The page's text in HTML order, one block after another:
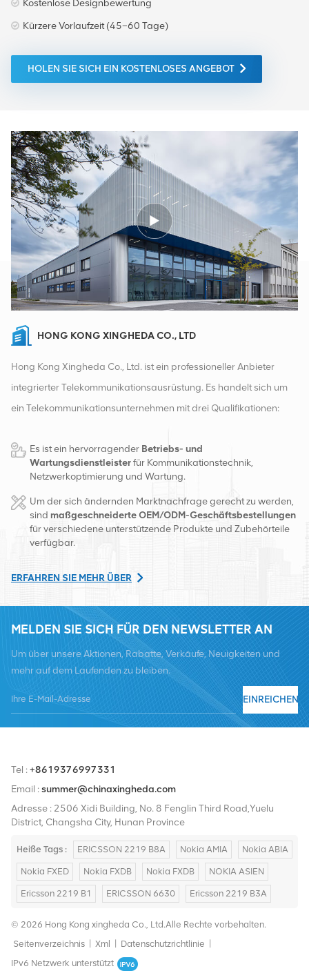
Kostenlose Designbewertung
Kürzere Vorlaufzeit (45–60 Tage)
HOLEN SIE SICH EIN KOSTENLOSES ANGEBOT
HONG KONG XINGHEDA CO., LTD
Hong Kong Xingheda Co., Ltd. ist ein professioneller Anbieter
integrierter Telekommunikationsausrüstung. Es handelt sich um
ein Telekommunikationsunternehmen mit drei Qualifikationen:
das Unternehmen über zwei intelligente Lager und
Fabrikvertriebszentren in Changsha und Hongkong. Im Jahr
Changsha, China. Mit Sitz in China betreiben wir internationale
Geschäfte in Südostasien, Europa, den Vereinigten Staaten,
regional führende Telekommunikationsbetreiber mit
wie Übertragung, Stromversorgung, optischen Modulen, Kabel,
Klemmen und unterstützende Hilfsmaterialien. Zu den
Dienstleistern zählen Nokia, Ericsson, Huawei, ZTE, Bell, Alcatel,
Nortel, Siemens und Lucent. Wir werden unseren internationalen
Marktanteil durch hochwertige Produkte, hochwertige
Dienstleistungen, angemessene Preise und pünktliche Lieferung
Es ist ein hervorragender Betriebs- und
Wartungsdienstleisterfür Kommunikationstechnik,
Netzwerkoptimierung und Wartung.
Um der sich ändernden Marktnachfrage gerecht zu werden,
sindmaßgeschneiderte OEM/ODM-Geschäftsbestellungen
für verschiedene unterstützende Produkte und Zubehörteile
verfügbar.
ERFAHREN SIE MEHR ÜBER
MELDEN SIE SICH FÜR DEN NEWSLETTER AN
Um über unsere Aktionen, Rabatte, Verkäufe, Neuigkeiten und
mehr auf dem Laufenden zu bleiben.
EINREICHEN
Tel :+8619376997331
Email :summer@chinaxingheda.com
Adresse : 2506 Xidi Building, No. 8 Fenglin Third Road,Yuelu
District, Changsha City, Hunan Province
Heiße Tags : ERICSSON 2219 B8A Nokia AMIA Nokia ABIA
Nokia FXED Nokia FXDB Nokia FXDB NOKIA ASIEN
Ericsson 2219 B1 ERICSSON 6630 Ericsson 2219 B3A
© 2026 Hong Kong xingheda Co., Ltd.Alle Rechte vorbehalten.
Seitenverzeichnis
Xml Datenschutzrichtlinie
IPv6 Netzwerk unterstützt